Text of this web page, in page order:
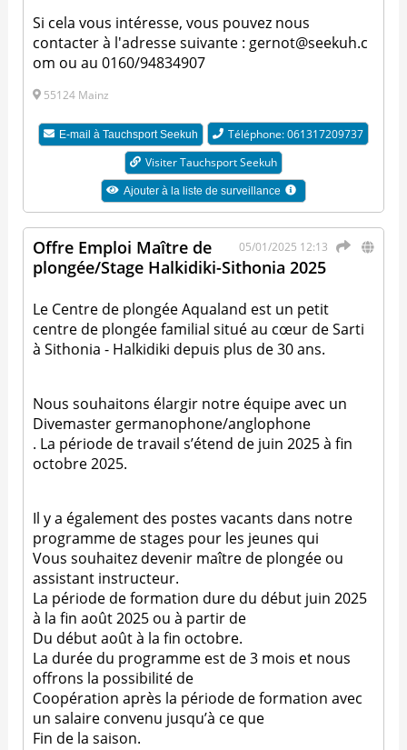
Si cela vous intéresse, vous pouvez nous
contacter à l'adresse suivante : gernot@seekuh.c
om ou au 0160/94834907
55124 Mainz
E-mail à Tauchsport Seekuh
Téléphone: 061317209737
Visiter Tauchsport Seekuh
Ajouter à la liste de surveillance
05/01/2025 12:13
Offre Emploi Maître de
plongée/Stage Halkidiki-Sithonia 2025
Le Centre de plongée Aqualand est un petit
centre de plongée familial situé au cœur de Sarti
à Sithonia - Halkidiki depuis plus de 30 ans.
Nous souhaitons élargir notre équipe avec un
Divemaster germanophone/anglophone
. La période de travail s’étend de juin 2025 à fin
octobre 2025.
Il y a également des postes vacants dans notre
programme de stages pour les jeunes qui
Vous souhaitez devenir maître de plongée ou
assistant instructeur.
La période de formation dure du début juin 2025
à la fin août 2025 ou à partir de
Du début août à la fin octobre.
La durée du programme est de 3 mois et nous
offrons la possibilité de
Coopération après la période de formation avec
un salaire convenu jusqu’à ce que
Fin de la saison.